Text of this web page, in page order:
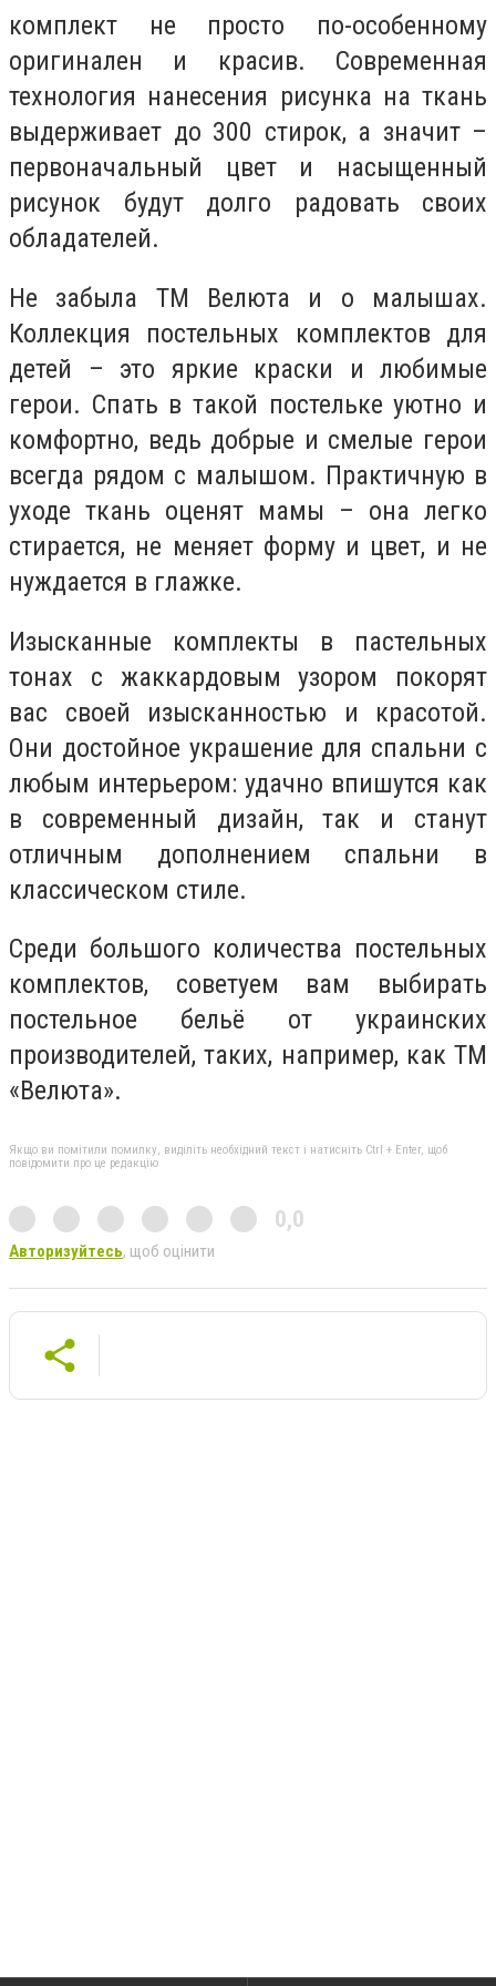
комплект не просто по-особенному
оригинален и красив. Современная
технология нанесения рисунка на ткань
выдерживает до 300 стирок, а значит –
первоначальный цвет и насыщенный
рисунок будут долго радовать своих
обладателей.
Не забыла ТМ Велюта и о малышах.
Коллекция постельных комплектов для
детей – это яркие краски и любимые
герои. Спать в такой постельке уютно и
комфортно, ведь добрые и смелые герои
всегда рядом с малышом. Практичную в
уходе ткань оценят мамы – она легко
стирается, не меняет форму и цвет, и не
нуждается в глажке.
Изысканные комплекты в пастельных
тонах с жаккардовым узором покорят
вас своей изысканностью и красотой.
Они достойное украшение для спальни с
любым интерьером: удачно впишутся как
в современный дизайн, так и станут
отличным дополнением спальни в
классическом стиле.
Среди большого количества постельных
комплектов, советуем вам выбирать
постельное бельё от украинских
производителей, таких, например, как ТМ
«Велюта».
Якщо ви помітили помилку, виділіть необхідний текст і натисніть Ctrl + Enter, щоб
повідомити про це редакцію
0,0
Авторизуйтесь, щоб оцінити